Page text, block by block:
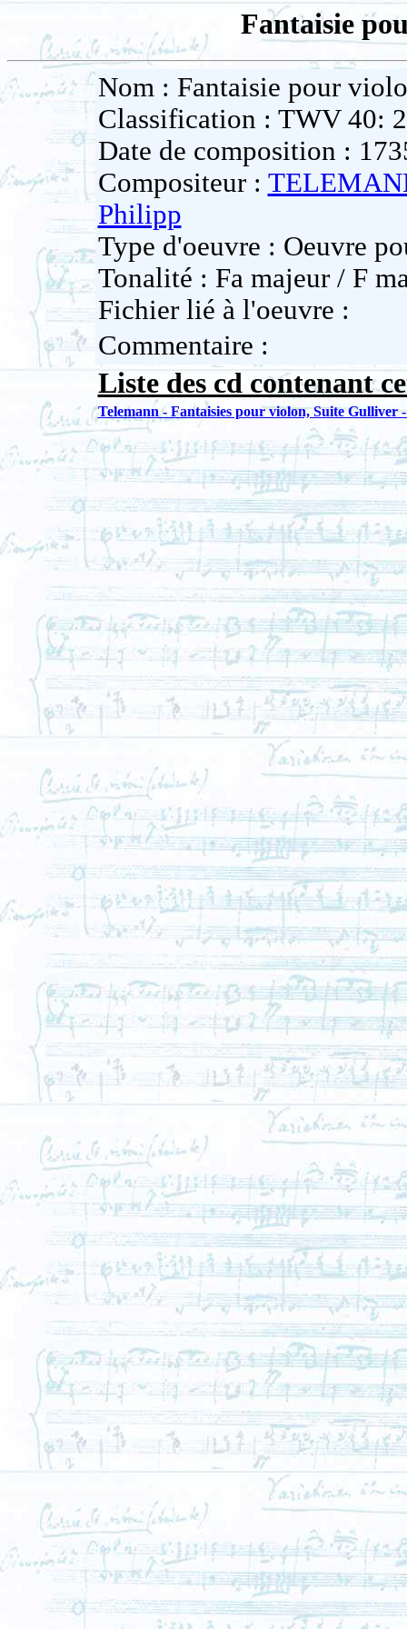
Fantaisie
Nom : Fantaisie pour
Classification : TWV 40:
Date de composition :
Compositeur :
Philipp
Type d'oeuvre : Oeuvre
Tonalité : Fa majeur / F
Fichier lié à l'oeuvre :
Commentaire :
Liste des cd contenant
Telemann - Fantaisies pour violon, Suite Gulliver